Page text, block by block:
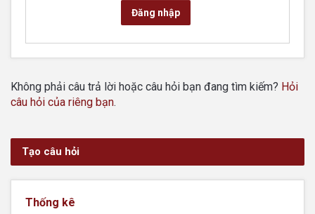
Đăng nhập
Không phải câu trả lời hoặc câu hỏi bạn đang tìm kiếm? Hỏi
câu hỏi của riêng bạn.
Tạo câu hỏi
Thống kê